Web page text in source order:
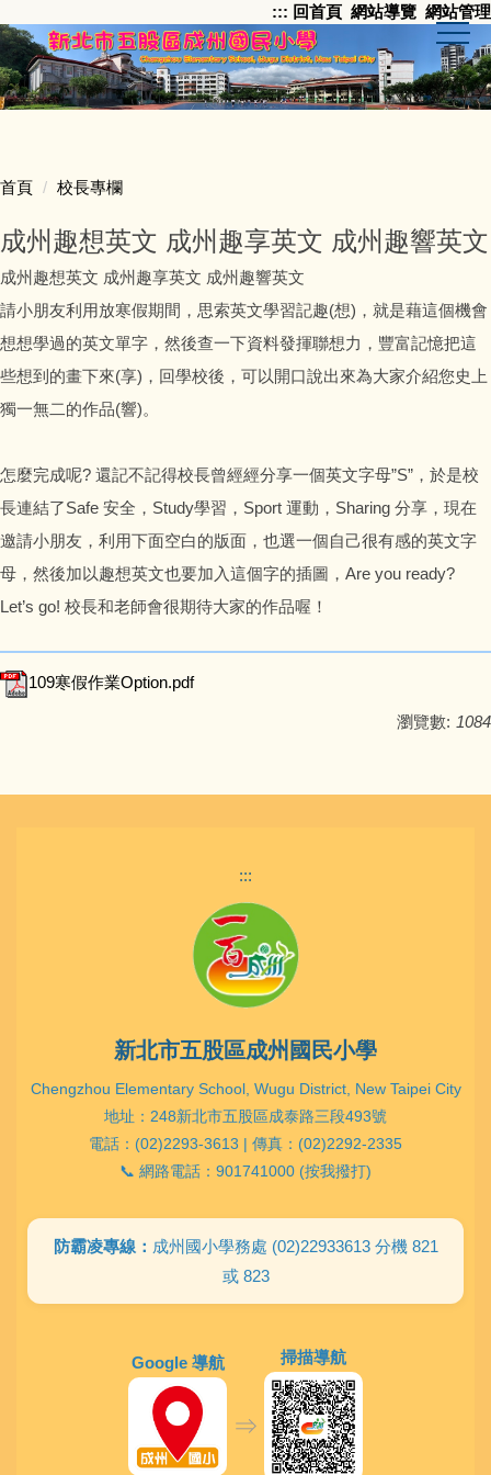
到
主
要
內
::: 回首頁 網站導覽 網站管理
首頁 校長專欄
成州趣想英文 成州趣享英文 成州趣響英文
成州趣想英文 成州趣享英文 成州趣響英文
請小朋友利用放寒假期間，思索英文學習記趣(想)，就是藉這個機會
想想學過的英文單字，然後查一下資料發揮聯想力，豐富記憶把這
些想到的畫下來(享)，回學校後，可以開口說出來為大家介紹您史上
獨一無二的作品(響)。
怎麼完成呢? 還記不記得校長曾經經分享一個英文字母”S”，於是校
長連結了Safe 安全，Study學習，Sport 運動，Sharing 分享，現在
邀請小朋友，利用下面空白的版面，也選一個自己很有感的英文字
母，然後加以趣想英文也要加入這個字的插圖，Are you ready?
Let’s go! 校長和老師會很期待大家的作品喔！
109寒假作業Option.pdf
瀏覽數: 1084
:::
新北市五股區成州國民小學
Chengzhou Elementary School, Wugu District, New Taipei City
地址：248新北市五股區成泰路三段493號
電話：(02)2293-3613 | 傳真：(02)2292-2335
📞 網路電話：901741000 (按我撥打)
防霸凌專線： 成州國小學務處 (02)22933613 分機 821
或 823
Google 導航
⇒
掃描導航